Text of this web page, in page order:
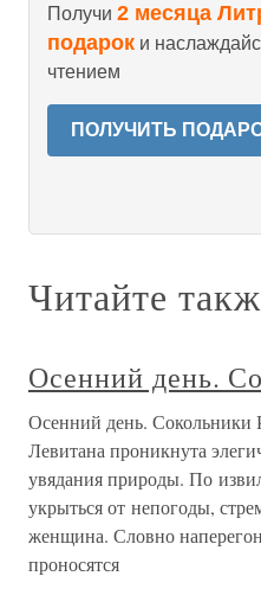
Получи 2 месяца
подарок и
чтением
ПОЛУЧИТЬ
Читайте
Осенний день.
Осенний день. Сокольники
Левитана проникнута
увядания природы. По
укрыться от непогоды,
женщина. Словно
проносятся